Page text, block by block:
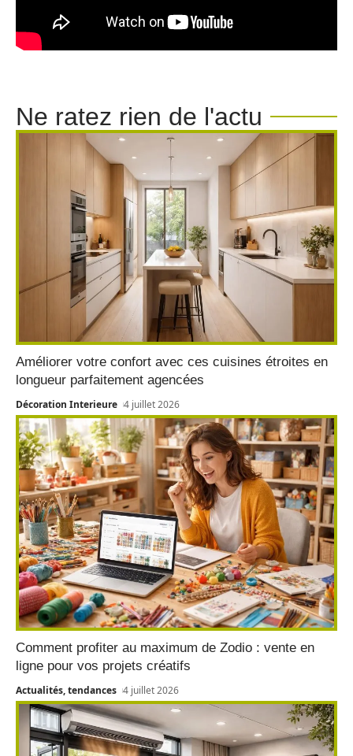
Ne ratez rien de l'actu
Améliorer votre confort avec ces cuisines étroites en
longueur parfaitement agencées
Décoration Interieure 4 juillet 2026
Comment profiter au maximum de Zodio : vente en
ligne pour vos projets créatifs
Actualités, tendances 4 juillet 2026